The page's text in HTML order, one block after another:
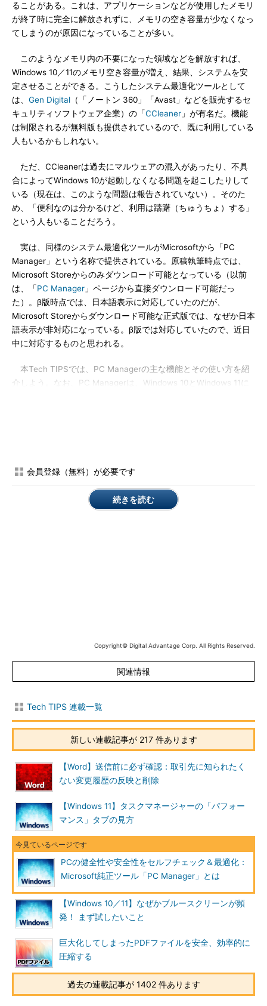
ることがある。これは、アプリケーションなどが使用したメモリ
が終了時に完全に解放されずに、メモリの空き容量が少なくなっ
てしまうのが原因になっていることが多い。
このようなメモリ内の不要になった領域などを解放すれば、
Windows 10／11のメモリ空き容量が増え、結果、システムを安
定させることができる。こうしたシステム最適化ツールとして
は、 Gen Digital （「ノートン 360」「Avast」などを販売するセ
キュリティソフトウェア企業）の「CCleaner 」が有名だ。機能
は制限されるが無料版も提供されているので、既に利用している
人もいるかもしれない。
ただ、CCleanerは過去にマルウェアの混入があったり、不具
合によってWindows 10が起動しなくなる問題を起こしたりして
いる（現在は、このような問題は報告されていない）。そのた
め、「便利なのは分かるけど、利用は躊躇（ちゅうちょ）する」
という人もいることだろう。
実は、同様のシステム最適化ツールがMicrosoftから「PC
Manager」という名称で提供されている。原稿執筆時点では、
Microsoft Storeからのみダウンロード可能となっている（以前
は、「PC Manager 」ページから直接ダウンロード可能だっ
た）。β版時点では、日本語表示に対応していたのだが、
Microsoft Storeからダウンロード可能な正式版では、なぜか日本
語表示が非対応になっている。β版では対応していたので、近日
中に対応するものと思われる。
本Tech TIPSでは、PC Managerの主な機能とその使い方を紹
介しよう。なお、PC Managerは、Windows 10とWindows 11に
PC Managerは、前述の通り、Microsoft Storeで配布されてい
る。Microsoft Storeを起動し、検索ボックスに「PC Manager」
と入力して検索すれば、「Microsoft PC Manager」が見つかる
起動すると、初回のみ「use the handy Toolbox……」というダ
イアログが表示される。これは、後述のToolboxを起動するかど
動する場合は［Try it Out］ボタンをクリックする。
PC Managerをインストールする（1）
PC Managerは、Microsoft Storeで配布されている。「Micr
と、検索結果に「Microsoft PC Manager」が表示されるは
ずだ。
会員登録（無料）が必要です
続きを読む
Copyright© Digital Advantage Corp. All Rights Reserved.
関連情報
Tech TIPS 連載一覧
新しい連載記事が 217 件あります
【Word】送信前に必ず確認：取引先に知られたく
ない変更履歴の反映と削除
【Windows 11】タスクマネージャーの「パフォー
マンス」タブの見方
PCの健全性や安全性をセルフチェック＆最適化：
Microsoft純正ツール「PC Manager」とは
【Windows 10／11】なぜかブルースクリーンが頻
発！ まず試したいこと
巨大化してしまったPDFファイルを安全、効率的に
圧縮する
過去の連載記事が 1402 件あります